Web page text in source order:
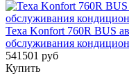
Texa Konfort 760R BUS
обслуживания
541501 руб
Купить